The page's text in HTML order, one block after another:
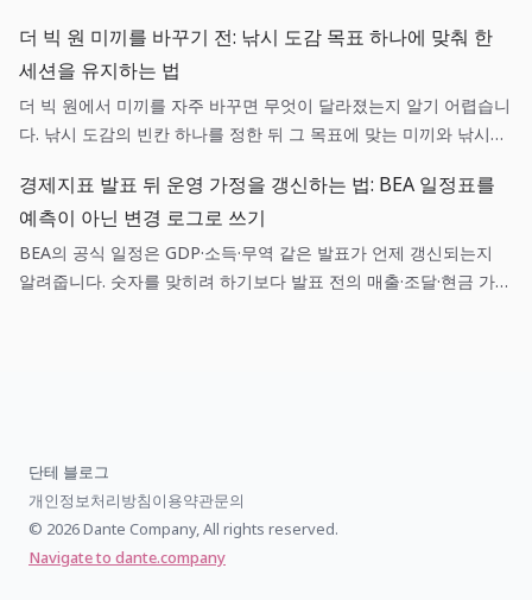
권한을 짧은 순서로 확인하는 운영 작업입니다.
더 빅 원 미끼를 바꾸기 전: 낚시 도감 목표 하나에 맞춰 한
세션을 유지하는 법
더 빅 원에서 미끼를 자주 바꾸면 무엇이 달라졌는지 알기 어렵습니
다. 낚시 도감의 빈칸 하나를 정한 뒤 그 목표에 맞는 미끼와 낚시터
경제지표 발표 뒤 운영 가정을 갱신하는 법: BEA 일정표를
예측이 아닌 변경 로그로 쓰기
BEA의 공식 일정은 GDP·소득·무역 같은 발표가 언제 갱신되는지
알려줍니다. 숫자를 맞히려 하기보다 발표 전의 매출·조달·현금 가정
단테 블로그
개인정보처리방침이용약관문의
© 2026 Dante Company, All rights reserved.
Navigate to dante.company